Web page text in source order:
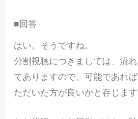
■回答
はい。そうですね。
分割視聴につきましては、流
てありますので、可能であれ
ただいた方が良いかと存じます